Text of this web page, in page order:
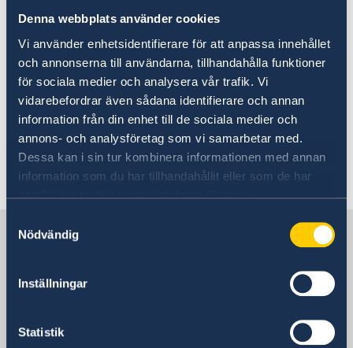
Denna webbplats använder cookies
Vi använder enhetsidentifierare för att anpassa innehållet
och annonserna till användarna, tillhandahålla funktioner
för sociala medier och analysera vår trafik. Vi
vidarebefordrar även sådana identifierare och annan
information från din enhet till de sociala medier och
annons- och analysföretag som vi samarbetar med.
Dessa kan i sin tur kombinera informationen med annan
information som du har tillhandahållit eller som de har
samlat in när du har använt deras tjänster.
Nödvändig
Inställningar
Statistik
besöksvisum är sjukförsäkring obligatorisk och
ingår automatiskt i samband med
visumutfärdandet, enligt nationella saudiska
krav. Den obligatoriska försäkringen aktiveras
när visumet beviljas och ska täcka akuta
medicinska situationer genom godkända
vårdgivare i landet.
Senast uppdaterad 05 aug. 2026, 16.01
Sverige i Saudiarabien
SVENSKA UTLANDSMYNDIGHETER I